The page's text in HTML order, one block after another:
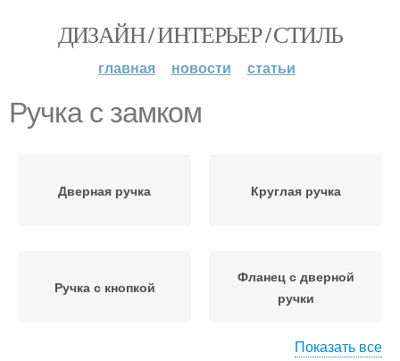
ДИЗАЙН / ИНТЕРЬЕР / СТИЛЬ
главная новости статьи
Ручка с замком
Дверная ручка Круглая ручка
Ручка с кнопкой
Фланец с дверной
ручки
Показать все